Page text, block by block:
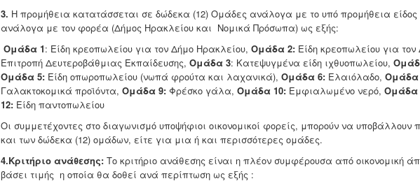
3. Η προμήθεια κατατάσσεται σε δώδεκα (12) Ομάδες ανάλογα με το υπό προμήθεια
ανάλογα με τον φορέα (Δήμος Ηρακλείου και Νομικά Πρόσωπα) ως εξής:
Ομάδα 1: Είδη κρεοπωλείου για τον Δήμο Ηρακλείου, Ομάδα 2:Είδη κρεοπωλείου για
Επιτροπή Δευτεροβάθμιας Εκπαίδευσης, Ομάδα 3: Κατεψυγμένα είδη ιχθυοπωλείου,
Ομάδα 5:Είδη οπωροπωλείου (νωπά φρούτα και λαχανικά), Ομάδα 6: Ελαιόλαδο, Ομάδα
Γαλακτοκομικά προϊόντα, Ομάδα 9: Φρέσκο γάλα, Ομάδα 10: Εμφιαλωμένο νερό, Ομάδα
12: Είδη παντοπωλείου
Οι συμμετέχοντες στο διαγωνισμό υποψήφιοι οικονομικοί φορείς, μπορούν να υποβάλλουν
και των δώδεκα (12) ομάδων, είτε για μια ή και περισσότερες ομάδες.
4.Κριτήριο ανάθεσης:Το κριτήριο ανάθεσης είναι η πλέον συμφέρουσα από οικονομική
βάσει τιμής η οποία θα δοθεί ανά περίπτωση ως εξής :